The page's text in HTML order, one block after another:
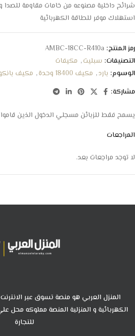
شرائح داخلية مصنوعه من خامات مقاومة للصدا
استهلاك موفر للطاقة الكهربائية
رمز المنتج: AMBC-18CC-R410a
التصنيفات: سبليت, مكيفات
الوسوم: بارد, مكيف 18400 وحدة , مكيف
مشاركة:
المراجعات
لا توجد مراجعات بعد.
يسمح فقط للزبائن مسجلي الدخول الذين قاموا
المنزل العربي هو منصة تسوق عبر
الكهربائية و المنزلية المنصة مملوكه
للتجارة